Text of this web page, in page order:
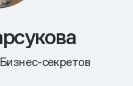
секретов